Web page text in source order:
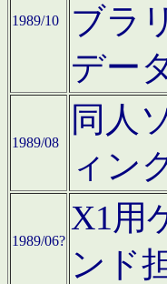
1989/10
ブラ
デー
1989/08
同人
ィン
1989/06?
X1用
ンド